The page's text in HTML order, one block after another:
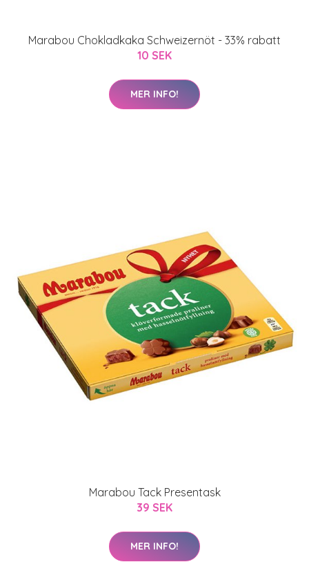
Marabou Chokladkaka Schweizernöt - 33% rabatt
10 SEK
MER INFO!
Marabou Tack Presentask
39 SEK
MER INFO!